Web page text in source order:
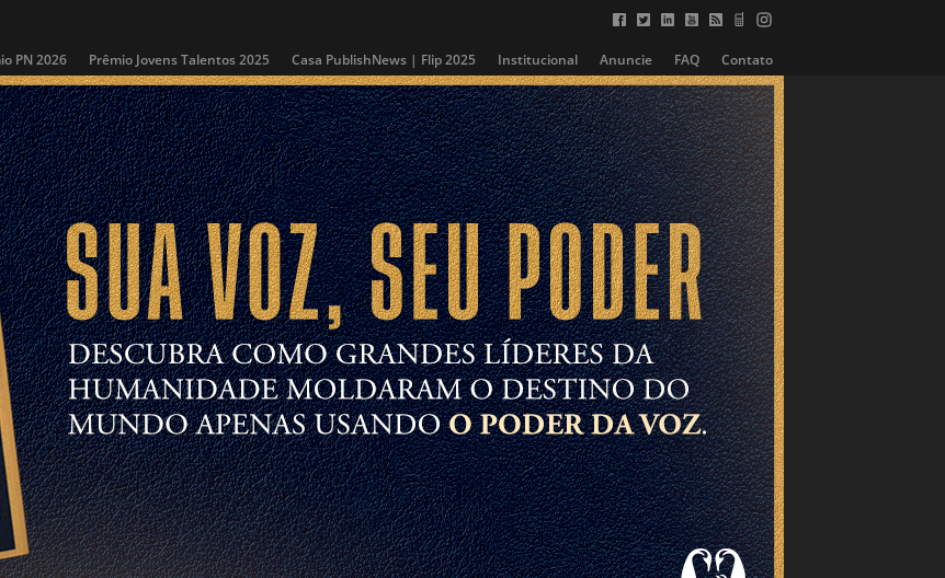
PN 2026 Prêmio Jovens Talentos 2025 Casa PublishNews | Flip 2025 Institucional Anuncie FAQ Contato